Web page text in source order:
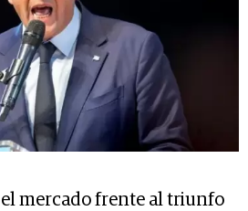
el mercado frente al triunfo